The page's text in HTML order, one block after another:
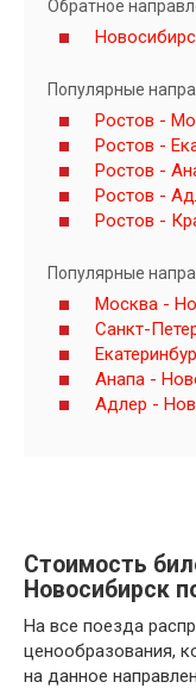
Обратное
Популярные
Ростов -
Ростов -
Ростов -
Ростов -
Ростов -
Популярные
Москва -
Санкт-
Анапа -
Адлер -
Стоимость
Новосибирск
На все поезда
ценообразования,
на данное